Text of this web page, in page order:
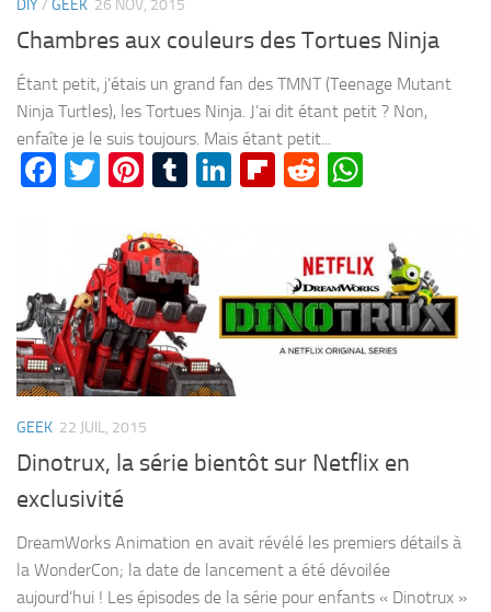
DIY / GEEK 26 NOV, 2015
Chambres aux couleurs des Tortues Ninja
Étant petit, j’étais un grand fan des TMNT (Teenage Mutant
Ninja Turtles), les Tortues Ninja. J’ai dit étant petit ? Non,
enfaîte je le suis toujours. Mais étant petit...
Facebook
TwitterPinterest
TumblrLinkedIn
Flipboard
Reddit
GEEK 22 JUIL, 2015
Dinotrux, la série bientôt sur Netflix en
exclusivité
DreamWorks Animation en avait révélé les premiers détails à
la WonderCon; la date de lancement a été dévoilée
aujourd’hui ! Les épisodes de la série pour enfants « Dinotrux »